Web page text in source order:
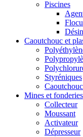
Piscines
Caoutchouc et
Styréniques
Mines et fonderies
Collecteur
Moussant
Activateur
Dépresseur